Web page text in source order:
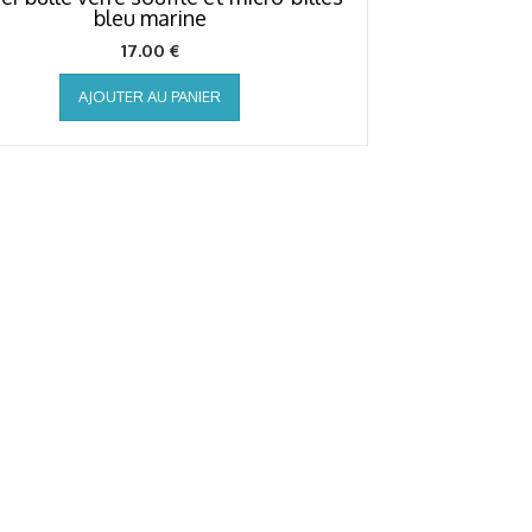
bleu marine
17.00 €
AJOUTER AU PANIER